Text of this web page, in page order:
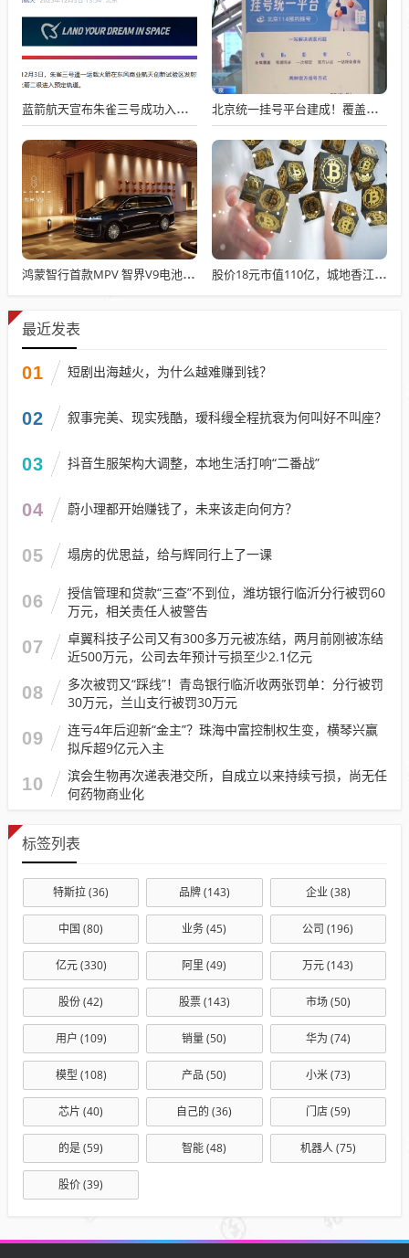
蓝箭航天宣布朱雀三号成功入轨，技术突破五大项，深入排查回收失败原因 北京统一挂号平台建成！覆盖近300家二三甲医院号源
鸿蒙智行首款MPV 智界V9电池信息曝光：WLTC最远续航223km 股价18元市值110亿，城地香江却被查出连续7季财报失真
最近发表
01 短剧出海越火，为什么越难赚到钱？
02 叙事完美、现实残酷，瑷科缦全程抗衰为何叫好不叫座？
03 抖音生服架构大调整，本地生活打响“二番战”
04 蔚小理都开始赚钱了，未来该走向何方？
05 塌房的优思益，给与辉同行上了一课
06
授信管理和贷款“三查”不到位，潍坊银行临沂分行被罚60
万元，相关责任人被警告
07
卓翼科技子公司又有300多万元被冻结，两月前刚被冻结
近500万元，公司去年预计亏损至少2.1亿元
08
多次被罚又“踩线”！青岛银行临沂收两张罚单：分行被罚
30万元，兰山支行被罚30万元
09
连亏4年后迎新“金主”？珠海中富控制权生变，横琴兴赢
拟斥超9亿元入主
10
滨会生物再次递表港交所，自成立以来持续亏损，尚无任
何药物商业化
标签列表
特斯拉(36) 品牌(143) 企业(38)
中国 (80) 业务(45) 公司 (196)
亿元(330) 阿里(49) 万元(143)
股份(42) 股票(143) 市场(50)
用户 (109) 销量(50) 华为 (74)
模型(108) 产品 (50) 小米(73)
芯片 (40) 自己的 (36) 门店(59)
的是(59) 智能(48) 机器人(75)
股价(39)